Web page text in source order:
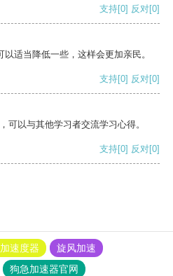
支持[0] 反对[0]
适当降低一些，这样会更加亲民。
支持[0] 反对[0]
可以与其他学习者交流学习心得。
支持[0] 反对[0]
速度器
旋风加速
狗急加速器官网